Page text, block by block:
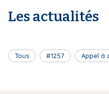
Les actualités
Tous #1257 Appel à